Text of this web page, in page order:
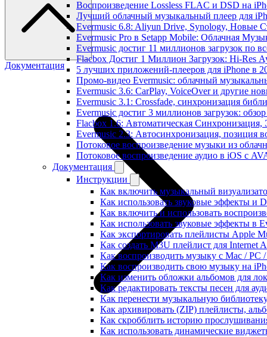
Воспроизведение Lossless FLAC и DSD на
Лучший облачный музыкальный плеер для
Evermusic 6.8: Aliyun Drive, Synology, Новые
Evermusic Pro в Setapp Mobile: Облачная
Evermusic достиг 11 миллионов загрузок по
Flacbox Достиг 1 Миллион Загрузок: Hi-Res
5 лучших приложений-плееров для iPhone в
Промо-видео Evermusic: облачный
Evermusic 3.6: CarPlay, VoiceOver и другие
Evermusic 3.1: Crossfade, синхронизация
Evermusic достиг 3 миллионов загрузок:
Flacbox 1.6: Автоматическая
Evermusic 2.3: Автосинхронизация, позиция
Потоковое воспроизведение музыки из
Потоковое воспроизведение аудио в iOS с
Документация
Инструкции
Как включить музыкальный
Как использовать звуковые эффекты и
Как включить и использовать
Как использовать звуковые эффекты в
Как экспортировать плейлисты Apple
Как создать M3U плейлист для Internet
Как воспроизводить музыку с Mac /
Как воспроизводить свою музыку на
Как изменить обложки альбомов для
Как редактировать тексты песен для
Как перенести музыкальную
Как архивировать (ZIP) плейлисты,
Как скробблить историю
Как использовать динамические
Документация